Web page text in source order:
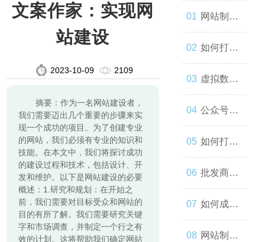
文案作家：实现网
站建设
2023-10-09 2109
摘要：作为一名网站建设者，
我们需要迈出几个重要的步骤来实
现一个成功的项目。为了创建专业
的网站，我们必须有专业的知识和
技能。在本文中，我们将探讨成功
的建设过程和技术，包括设计、开
发和维护。以下是网站建设的必要
概述：1.研究和规划：在开始之
前，我们需要对目标受众和网站的
目的有所了解。我们需要研究关键
字和市场调查，并制定一个行之有
效的计划。这将帮助我们确定网站
网站制
作：让你
的品牌与
世界联系
起来
如何打造
一款高效
的网站
虚拟数字
人：技术
与人类事
务的交错
公众号开
发：如何
让你的公
众号成为
人们心中
如何打造
一个优秀
的分销商
城？
批发商
城：为什
么您应该
如何成为
微信小程
网站制作